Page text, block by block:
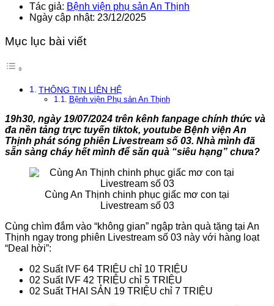
Tác giả: Bệnh viện phụ sản An Thịnh
Ngày cập nhật: 23/12/2025
Mục lục bài viết
THÔNG TIN LIÊN HỆ
Bệnh viện Phụ sản An Thịnh
19h30, ngày 19/07/2024 trên kênh fanpage chính thức và
đa nền tảng trực tuyến tiktok, youtube Bệnh viện An
Thịnh phát sóng phiên Livestream số 03. Nhà mình đã
sẵn sàng cháy hết mình để săn quà “siêu hạng” chưa?
Cùng An Thịnh chinh phục giấc mơ con tại
Livestream số 03
Cùng chìm đắm vào “không gian” ngập tràn quà tặng tại An
Thịnh ngay trong phiên Livestream số 03 này với hàng loạt
“Deal hời”:
️02 Suất IVF 64 TRIỆU chỉ 10 TRIỆU
02 Suất IVF 42 TRIỆU chỉ 5 TRIỆU
02 Suất THAI SẢN 19 TRIỆU chỉ 7 TRIỆU